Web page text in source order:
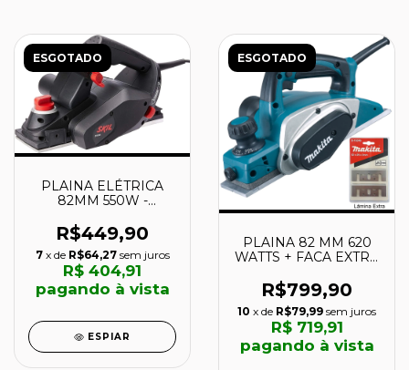
ESGOTADO
PLAINA ELÉTRICA
82MM 550W -
R$449,90
7 x de R$64,27 sem juros
R$ 404,91
pagando à vista
ESPIAR
ESGOTADO
PLAINA 82 MM 620
WATTS + FACA EXTRA
R$799,90
10 x de R$79,99 sem juros
R$ 719,91
pagando à vista